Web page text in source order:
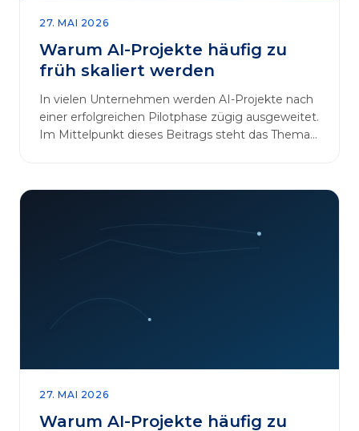
27. MAI 2026
Warum AI-Projekte häufig zu
früh skaliert werden
In vielen Unternehmen werden AI-Projekte nach
einer erfolgreichen Pilotphase zügig ausgeweitet.
Im Mittelpunkt dieses Beitrags steht das Thema
27. MAI 2026
Warum AI-Projekte häufig zu